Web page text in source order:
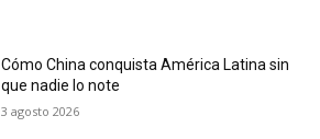
Cómo China conquista América Latina sin
que nadie lo note
3 agosto 2026